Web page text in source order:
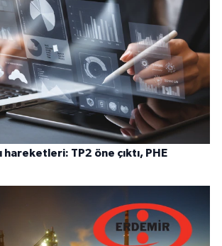
hareketleri: TP2 öne çıktı, PHE